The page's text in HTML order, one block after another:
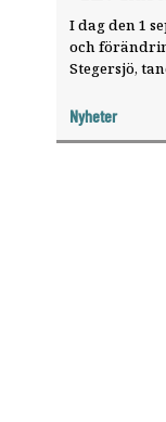
I dag den 1
och
Stegersjö,
Nyheter